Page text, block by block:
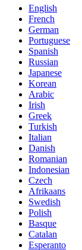
English
French
German
Portuguese
Spanish
Russian
Japanese
Korean
Arabic
Irish
Greek
Turkish
Italian
Danish
Romanian
Indonesian
Czech
Afrikaans
Swedish
Polish
Basque
Catalan
Esperanto